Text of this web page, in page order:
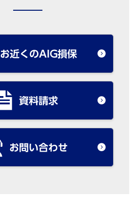
お近くのAIG損保
資料請求
お問い合わせ